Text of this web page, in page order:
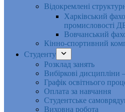
Відокремлені
Харківський
промисловості
Вовчанський
Кінно-спортивний
Студенту
Розклад занять
Вибіркові дисципліни
Графік освітнього
Оплата за навчання
Студентське
Виховна робота